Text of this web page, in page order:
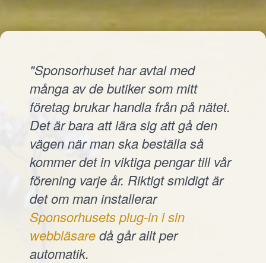
"Sponsorhuset har avtal med
många av de butiker som mitt
företag brukar handla från på nätet.
Det är bara att lära sig att gå den
vägen när man ska beställa så
kommer det in viktiga pengar till vår
förening varje år. Riktigt smidigt är
det om man installerar
Sponsorhusets plug-in i sin
webbläsaredå går allt per
automatik.